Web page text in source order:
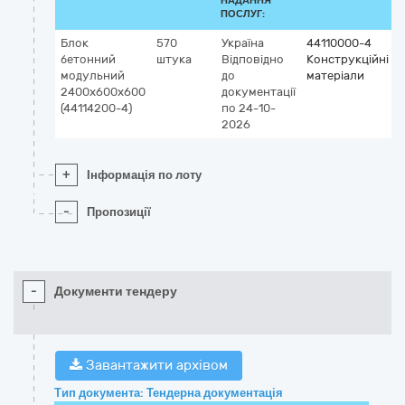
ПОСЛУГ:
Блок
бетонний
модульний
2400х600х600
(44114200-4)
570
штука
Україна
Відповідно
до
документації
по 24-10-
2026
44110000-4
Конструкційні
матеріали
+ Інформація по лоту
- Пропозиції
- Документи тендеру
Завантажити архівом
Тип документа: Тендерна документація